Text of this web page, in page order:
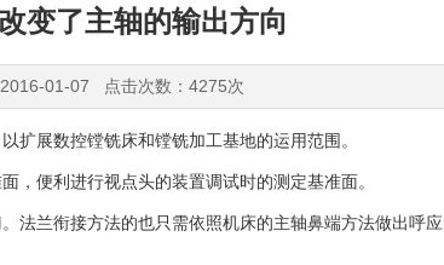
变了主轴的输出方向
01-07 点击次数：4275次
扩展数控镗铣床和镗铣加工基地的运用范围。
，便利进行视点头的装置调试时的测定基准面。
法兰衔接方法的也只需依照机床的主轴鼻端方法做出呼